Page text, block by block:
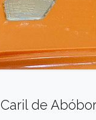
Caril de